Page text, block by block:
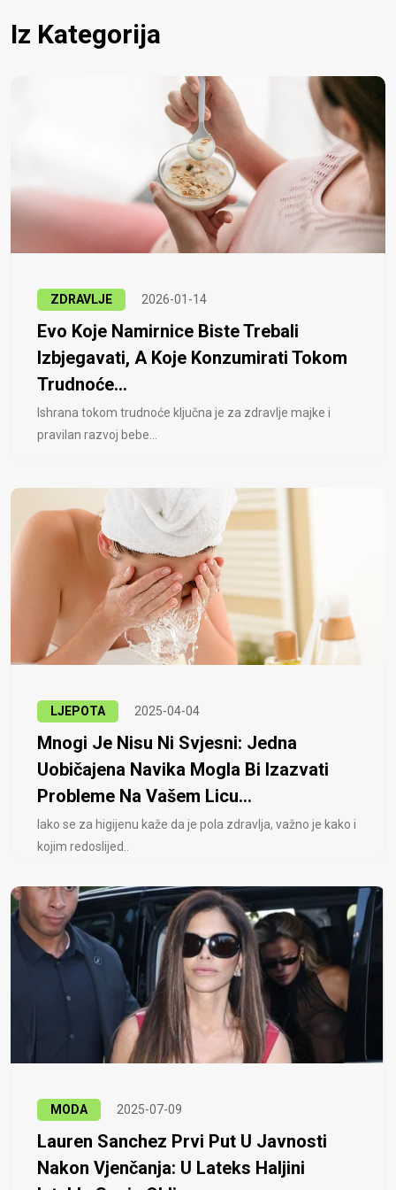
Iz Kategorija
ZDRAVLJE 2026-01-14
Evo Koje Namirnice Biste Trebali
Izbjegavati, A Koje Konzumirati Tokom
Trudnoće...
Ishrana tokom trudnoće ključna je za zdravlje majke i
pravilan razvoj bebe...
LJEPOTA 2025-04-04
Mnogi Je Nisu Ni Svjesni: Jedna
Uobičajena Navika Mogla Bi Izazvati
Probleme Na Vašem Licu...
Iako se za higijenu kaže da je pola zdravlja, važno je kako i
kojim redoslijed..
MODA 2025-07-09
Lauren Sanchez Prvi Put U Javnosti
Nakon Vjenčanja: U Lateks Haljini